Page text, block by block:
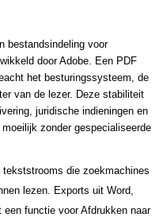
bestandsindeling voor
door Adobe. Een PDF
het besturingssysteem, de
van de lezer. Deze stabiliteit
juridische indieningen en
zonder gespecialiseerde
tekststrooms die zoekmachines
lezen. Exports uit Word,
functie voor Afdrukken naar